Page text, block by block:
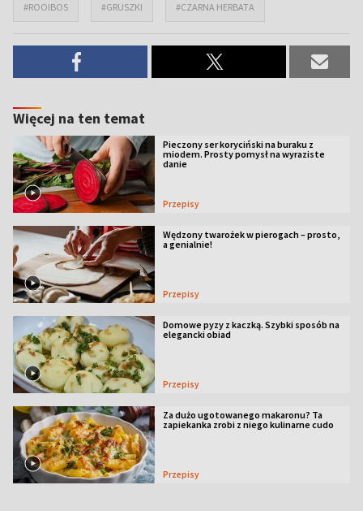
#ROOIBOS #GRUSZKI #CZARNA HERBATA
Więcej na ten temat
Pieczony ser koryciński na buraku z
miodem. Prosty pomysł na wyraziste
danie
Przepisy
Wędzony twarożek w pierogach – prosto,
a genialnie!
Przepisy
Domowe pyzy z kaczką. Szybki sposób na
elegancki obiad
Przepisy
Za dużo ugotowanego makaronu? Ta
zapiekanka zrobi z niego kulinarne cudo
Przepisy